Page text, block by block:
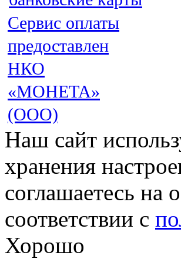
Сервис оплаты
предоставлен
НКО
«МОНЕТА»
(ООО)
Наш сайт
хранения
соглашаетесь на
соответствии с
Хорошо